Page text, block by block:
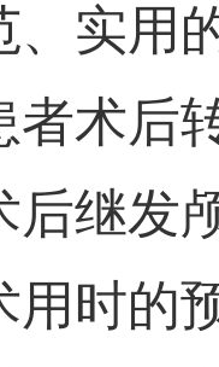
、实用
者术后
后继发
用时的